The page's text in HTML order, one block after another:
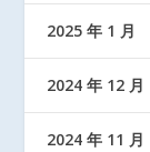
2025 年 1 月
2024 年 12 月
2024 年 11 月